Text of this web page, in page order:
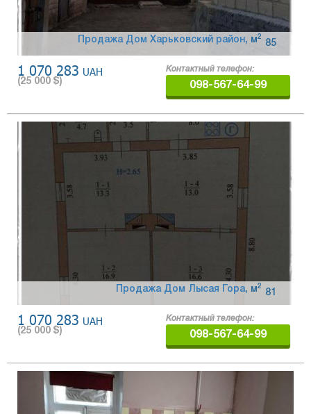
Продажа Дом Харьковский район , 85
м 2
1 070 283 UAH
(25 000 $)
Контактный телефон:
098-567-64-99
Продажа Дом Лысая Гора, 81
м2
1 070 283 UAH
(25 000 $)
Контактный телефон:
098-567-64-99